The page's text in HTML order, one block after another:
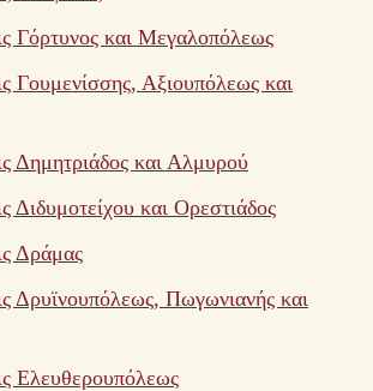
Γόρτυνος και Μεγαλοπόλεως
Γουμενίσσης, Αξιουπόλεως και
Δημητριάδος και Αλμυρού
Διδυμοτείχου και Ορεστιάδος
Δράμας
Δρυϊνουπόλεως, Πωγωνιανής και
Ελευθερουπόλεως